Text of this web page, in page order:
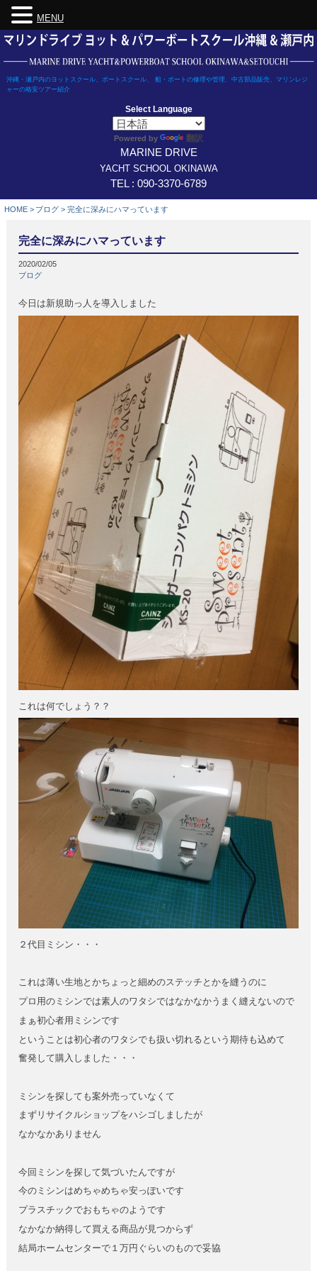
Skip
content
沖縄・瀬戸内のヨットスクール、ボートスクール、 船・ボートの修理や管理、中古部品販売、マリンレジ
ャーの格安ツアー紹介
Select Language
Powered by 翻訳
MARINE DRIVE
YACHT SCHOOL OKINAWA
TEL : 090-3370-6789
HOME > ブログ > 完全に深みにハマっています
完全に深みにハマっています
2020/02/05
ブログ
今日は新規助っ人を導入しました
これは何でしょう？？
２代目ミシン・・・
これは薄い生地とかちょっと細めのステッチとかを縫うのに
プロ用のミシンでは素人のワタシではなかなかうまく縫えないので
まぁ初心者用ミシンです
ということは初心者のワタシでも扱い切れるという期待も込めて
奮発して購入しました・・・
ミシンを探しても案外売っていなくて
まずリサイクルショップをハシゴしましたが
なかなかありません
今回ミシンを探して気づいたんですが
今のミシンはめちゃめちゃ安っぽいです
プラスチックでおもちゃのようです
なかなか納得して買える商品が見つからず
結局ホームセンターで１万円ぐらいのもので妥協
MENU